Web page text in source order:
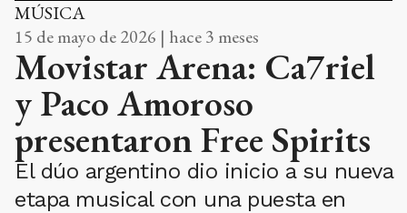
MÚSICA
15 de mayo de 2026 | hace 3 meses
Movistar Arena: Ca7riel
y Paco Amoroso
presentaron Free Spirits
El dúo argentino dio inicio a su nueva
etapa musical con una puesta en